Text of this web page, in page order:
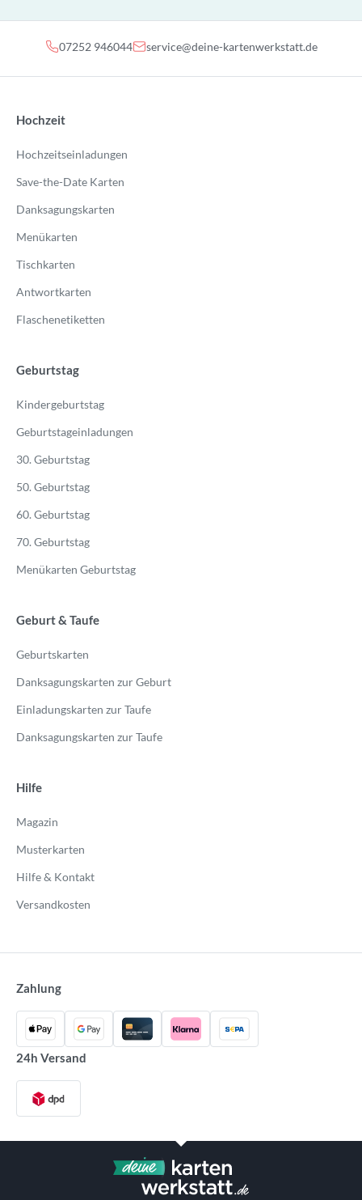
07252 946044 service@deine-kartenwerkstatt.de
Hochzeit
Hochzeitseinladungen
Save-the-Date Karten
Danksagungskarten
Menükarten
Tischkarten
Antwortkarten
Flaschenetiketten
Geburtstag
Kindergeburtstag
Geburtstageinladungen
30. Geburtstag
50. Geburtstag
60. Geburtstag
70. Geburtstag
Menükarten Geburtstag
Geburt & Taufe
Geburtskarten
Danksagungskarten zur Geburt
Einladungskarten zur Taufe
Danksagungskarten zur Taufe
Hilfe
Magazin
Musterkarten
Hilfe & Kontakt
Versandkosten
Zahlung
24h Versand